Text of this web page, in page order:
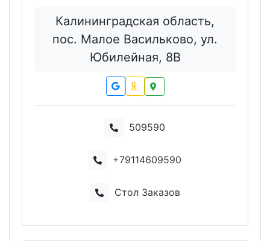
Калининградская область,
пос. Малое Васильково, ул.
Юбилейная, 8В
509590
+79114609590
Стол Заказов